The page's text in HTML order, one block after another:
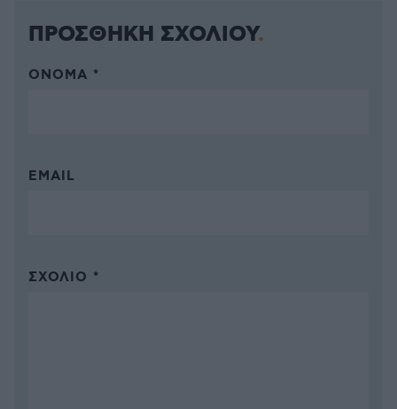
ΠΡΟΣΘΗΚΗ ΣΧΟΛΙΟΥ
ΌΝΟΜΑ *
EMAIL
ΣΧΌΛΙΟ *